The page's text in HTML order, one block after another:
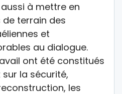
à mettre en
terrain des
et
au dialogue.
ont été constitués
la sécurité,
les